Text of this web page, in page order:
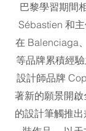
巴黎學習期間
Sébastien 和
在 Balenciaga
等品牌累積經
設計師品牌
著新的願景開
的設計筆觸推